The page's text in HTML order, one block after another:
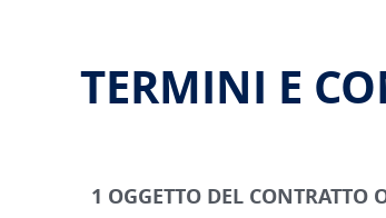
TERMINI E
1 OGGETTO DEL